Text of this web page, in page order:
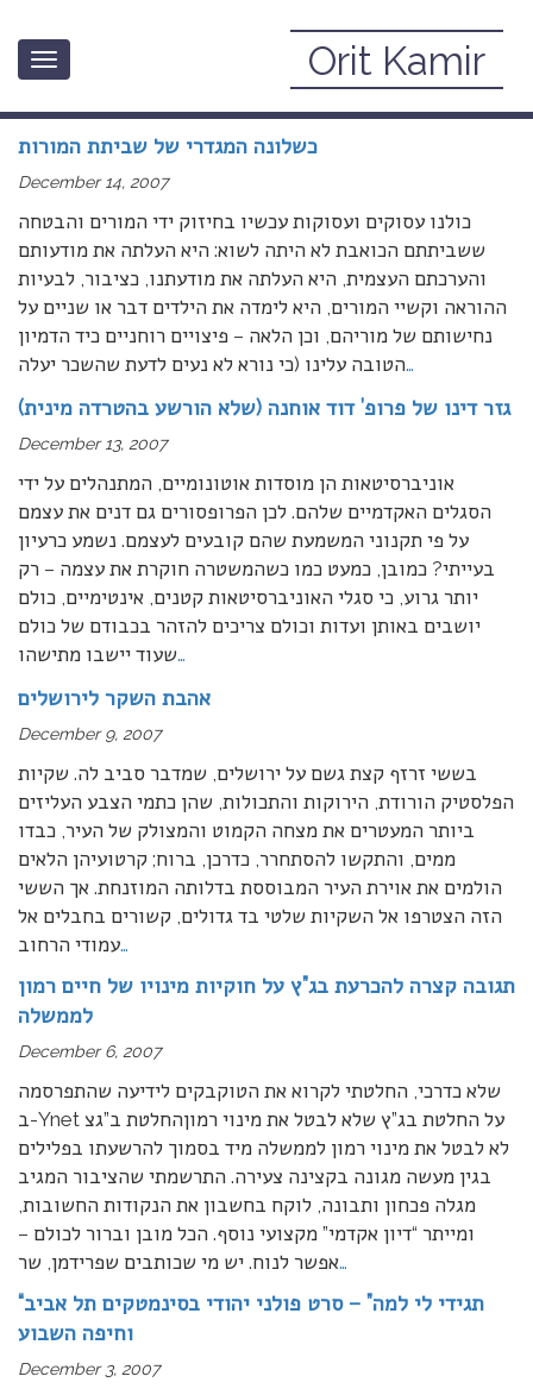
Toggle
Orit Kamir
כשלונה המגדרי של שביתת המורות
December 14, 2007
כולנו עסוקים ועסוקות עכשיו בחיזוק ידי המורים והבטחה
ששביתתם הכואבת לא היתה לשוא: היא העלתה את מודעותם
והערכתם העצמית, היא העלתה את מודעתנו, כציבור, לבעיות
ההוראה וקשיי המורים, היא לימדה את הילדים דבר או שניים על
נחישותם של מוריהם, וכן הלאה – פיצויים רוחניים כיד הדמיון
הטובה עלינו (כי נורא לא נעים לדעת שהשכר יעלה…
גזר דינו של פרופ’ דוד אוחנה (שלא הורשע בהטרדה מינית)
December 13, 2007
אוניברסיטאות הן מוסדות אוטונומיים, המתנהלים על ידי
הסגלים האקדמיים שלהם. לכן הפרופסורים גם דנים את עצמם
על פי תקנוני המשמעת שהם קובעים לעצמם. נשמע כרעיון
בעייתי? כמובן, כמעט כמו כשהמשטרה חוקרת את עצמה – רק
יותר גרוע, כי סגלי האוניברסיטאות קטנים, אינטימיים, כולם
יושבים באותן ועדות וכולם צריכים להזהר בכבודם של כולם
שעוד יישבו מתישהו…
אהבת השקר לירושלים
December 9, 2007
בששי זרזף קצת גשם על ירושלים, שמדבר סביב לה. שקיות
הפלסטיק הורודת, הירוקות והתכולות, שהן כתמי הצבע העליזים
ביותר המעטרים את מצחה הקמוט והמצולק של העיר, כבדו
ממים, והתקשו להסתחרר, כדרכן, ברוח; קרטועיהן הלאים
הולמים את אוירת העיר המבוססת בדלותה המוזנחת. אך הששי
הזה הצטרפו אל השקיות שלטי בד גדולים, קשורים בחבלים אל
עמודי הרחוב…
תגובה קצרה להכרעת בג”ץ על חוקיות מינויו של חיים רמון
לממשלה
December 6, 2007
שלא כדרכי, החלטתי לקרוא את הטוקבקים לידיעה שהתפרסמה
ב-Ynet על החלטת בג”ץ שלא לבטל את מינוי רמוןהחלטת ב”גצ
לא לבטל את מינוי רמון לממשלה מיד בסמוך להרשעתו בפלילים
בגין מעשה מגונה בקצינה צעירה. התרשמתי שהציבור המגיב
מגלה פכחון ותבונה, לוקח בחשבון את הנקודות החשובות,
ומייתר “דיון אקדמי” מקצועי נוסף. הכל מובן וברור לכולם –
אפשר לנוח. יש מי שכותבים שפרידמן, שר…
“תגידי לי למה” – סרט פולני יהודי בסינמטקים תל אביב
וחיפה השבוע
December 3, 2007